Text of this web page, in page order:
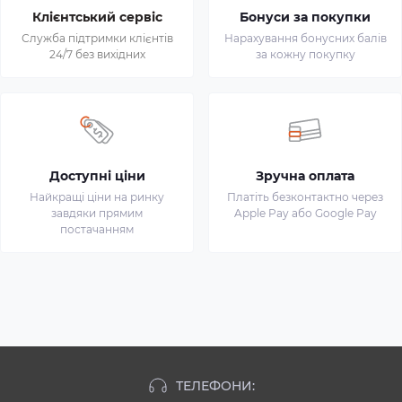
Клієнтський сервіс
Служба підтримки клієнтів
24/7 без вихідних
Бонуси за покупки
Нарахування бонусних балів
за кожну покупку
Доступні ціни
Найкращі ціни на ринку
завдяки прямим
постачанням
Зручна оплата
Платіть безконтактно через
Apple Pay або Google Pay
ТЕЛЕФОНИ: